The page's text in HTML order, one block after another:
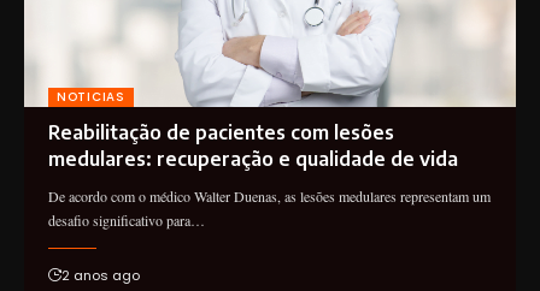
NOTICIAS
Reabilitação de pacientes com lesões
medulares: recuperação e qualidade de vida
De acordo com o médico Walter Duenas, as lesões medulares representam um
desafio significativo para…
2 anos ago